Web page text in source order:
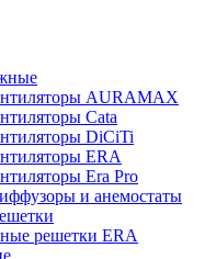
AURAMAX
Cata
DiCiTi
ERA
Era Pro
и анемостаты
решетки ERA